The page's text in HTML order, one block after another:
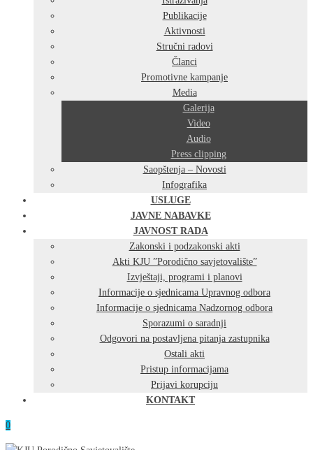
Publikacije
Aktivnosti
Stručni radovi
Članci
Promotivne kampanje
Media
Galerija
Video
Audio
Press clipping
Saopštenja – Novosti
Infografika
USLUGE
JAVNE NABAVKE
JAVNOST RADA
Zakonski i podzakonski akti
Akti KJU ”Porodično savjetovalište”
Izvještaji, programi i planovi
Informacije o sjednicama Upravnog odbora
Informacije o sjednicama Nadzornog odbora
Sporazumi o saradnji
Odgovori na postavljena pitanja zastupnika
Ostali akti
Pristup informacijama
Prijavi korupciju
KONTAKT
0